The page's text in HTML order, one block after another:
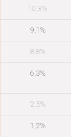
10,3%
9,1%
8,8%
6,3%
2,5%
1,2%